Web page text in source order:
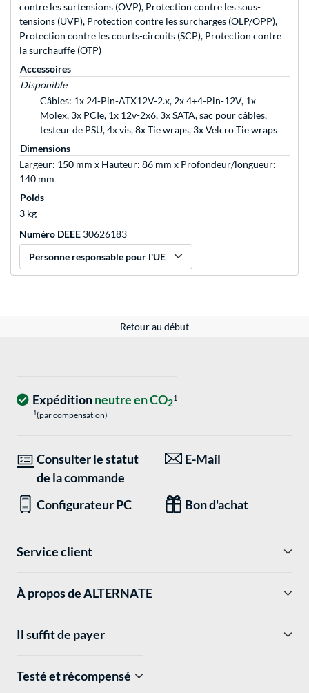
contre les surtensions (OVP), Protection contre les sous-
tensions (UVP), Protection contre les surcharges (OLP/OPP),
Protection contre les courts-circuits (SCP), Protection contre
la surchauffe (OTP)
Accessoires
Disponible
Câbles: 1x 24-Pin-ATX12V-2.x, 2x 4+4-Pin-12V, 1x
Molex, 3x PCIe, 1x 12v-2x6, 3x SATA, sac pour câbles,
testeur de PSU, 4x vis, 8x Tie wraps, 3x Velcro Tie wraps
Dimensions
Largeur: 150 mm x Hauteur: 86 mm x Profondeur/longueur:
140 mm
Poids
3 kg
Numéro DEEE 30626183
Personne responsable pour l'UE
Retour au début
Expéditionneutre en CO21
1(par compensation)
Consulter le statut
de la commande
E-Mail
Configurateur PC Bon d'achat
Service client
À propos de ALTERNATE
Il suffit de payer
Testé et récompensé